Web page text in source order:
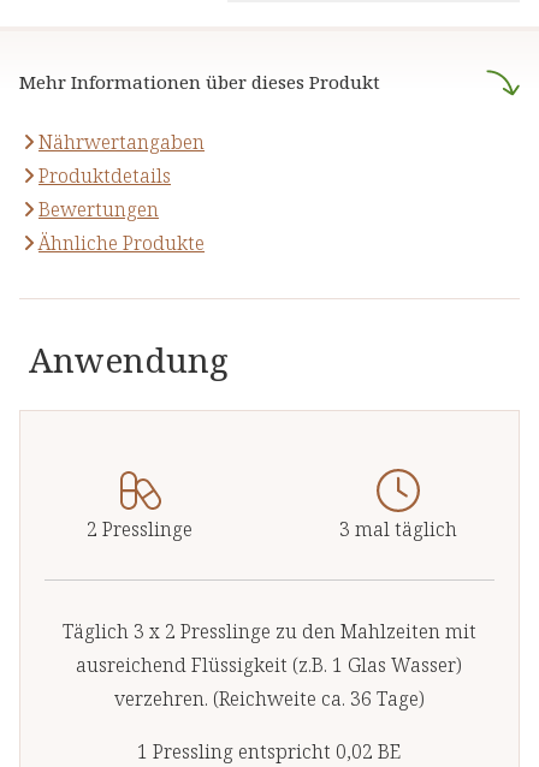
Wohlbefinden.
Mehr Informationen über dieses Produkt
Nährwertangaben
Produktdetails
Bewertungen
Ähnliche Produkte
Anwendung
2 Presslinge 3 mal täglich
Täglich 3 x 2 Presslinge zu den Mahlzeiten mit
ausreichend Flüssigkeit (z.B. 1 Glas Wasser)
verzehren. (Reichweite ca. 36 Tage)
1 Pressling entspricht 0,02 BE
stützen.